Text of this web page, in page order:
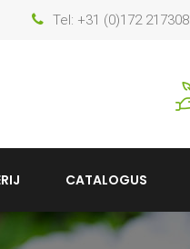
Tel: +31 (0)172 217308
CATALOGUS